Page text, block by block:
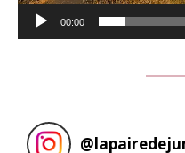
00:00
@